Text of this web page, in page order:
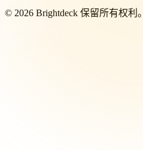
© 2026 Brightdeck 保留所有权利。